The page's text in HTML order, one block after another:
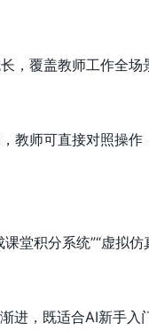
覆盖教师工作全场
教师可直接对照操
堂积分系统”“虚拟仿
进，既适合AI新手